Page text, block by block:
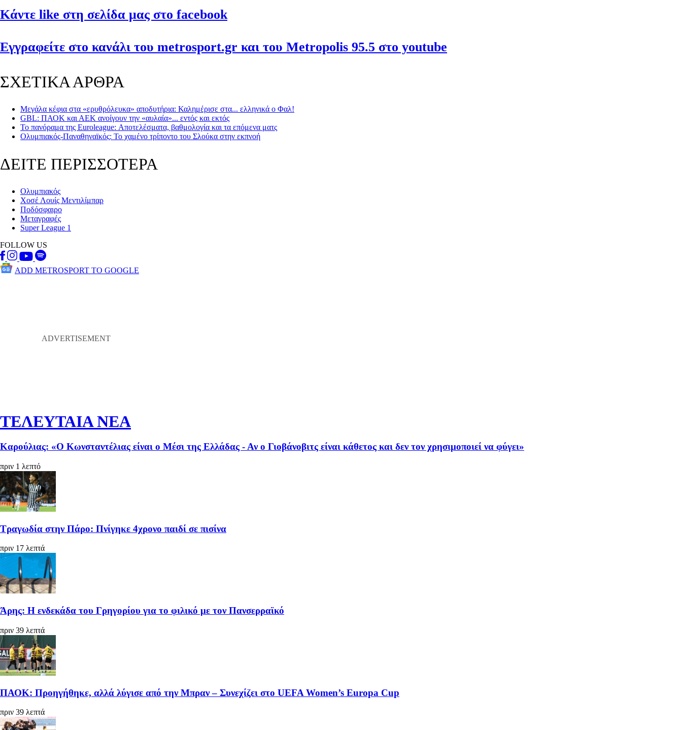
Κάντε like στη σελίδα μας στο facebook
Εγγραφείτε στο κανάλι του metrosport.gr και του Metropolis 95.5 στο youtube
ΣΧΕΤΙΚΑ ΑΡΘΡΑ
Μεγάλα κέφια στα «ερυθρόλευκα» αποδυτήρια: Καλημέρισε στα... ελληνικά ο Φαλ!
GBL: ΠΑΟΚ και ΑΕΚ ανοίγουν την «αυλαία»... εντός και εκτός
Το πανόραμα της Euroleague: Αποτελέσματα, βαθμολογία και τα επόμενα ματς
Ολυμπιακός-Παναθηναϊκός: Το χαμένο τρίποντο του Σλούκα στην εκπνοή
ΔΕΙΤΕ ΠΕΡΙΣΣΟΤΕΡΑ
Ολυμπιακός
Χοσέ Λουίς Μεντιλίμπαρ
Ποδόσφαιρο
Μεταγραφές
Super League 1
FOLLOW US
ADD METROSPORT TO GOOGLE
ΤΕΛΕΥΤΑΙΑ ΝΕΑ
Καρούλιας: «Ο Κωνσταντέλιας είναι ο Μέσι της Ελλάδας - Αν ο Γιοβάνοβιτς είναι κάθετος και δεν τον χρησιμοποιεί να φύγει»
πριν 1 λεπτό
Τραγωδία στην Πάρο: Πνίγηκε 4χρονο παιδί σε πισίνα
πριν 17 λεπτά
Άρης: Η ενδεκάδα του Γρηγορίου για το φιλικό με τον Πανσερραϊκό
πριν 39 λεπτά
ΠΑΟΚ: Προηγήθηκε, αλλά λύγισε από την Μπραν – Συνεχίζει στο UEFA Women’s Europa Cup
πριν 39 λεπτά